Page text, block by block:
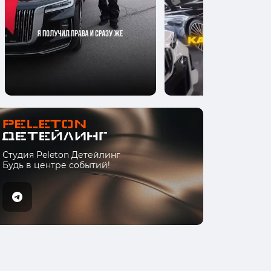
Студия Peleton Детейлинг
Будь в центре событий!